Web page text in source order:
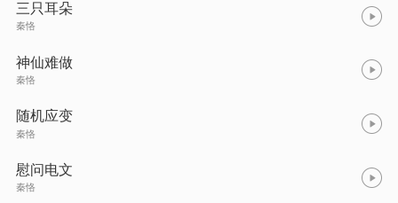
三只耳朵
秦恪
神仙难做
秦恪
随机应变
秦恪
慰问电文
秦恪